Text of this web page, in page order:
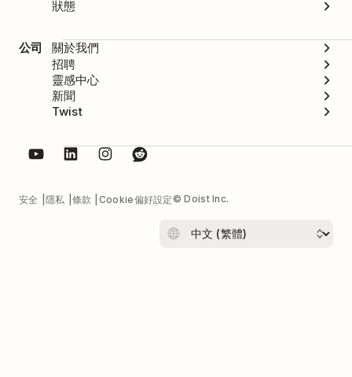
同。
狀態
公司
關於我們
招聘
靈感中心
新聞
Twist
安全 隱私 條款 Cookie偏好設定© Doist Inc.